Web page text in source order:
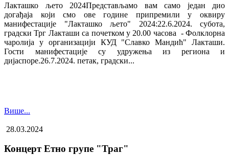
Лакташко љето 2024Представљамо вам само један дио
догађаја који смо ове године припремили у оквиру
манифестације "Лакташко љето" 2024:22.6.2024. субота,
градски Трг Лакташи са почетком у 20.00 часова - Фолклорна
чаролија у организацији КУД "Славко Мандић" Лакташи.
Гости манифестације су удружења из региона и
дијаспоре.26.7.2024. петак, градски...
Више...
28.03.2024
Концерт Етно групе "Траг"